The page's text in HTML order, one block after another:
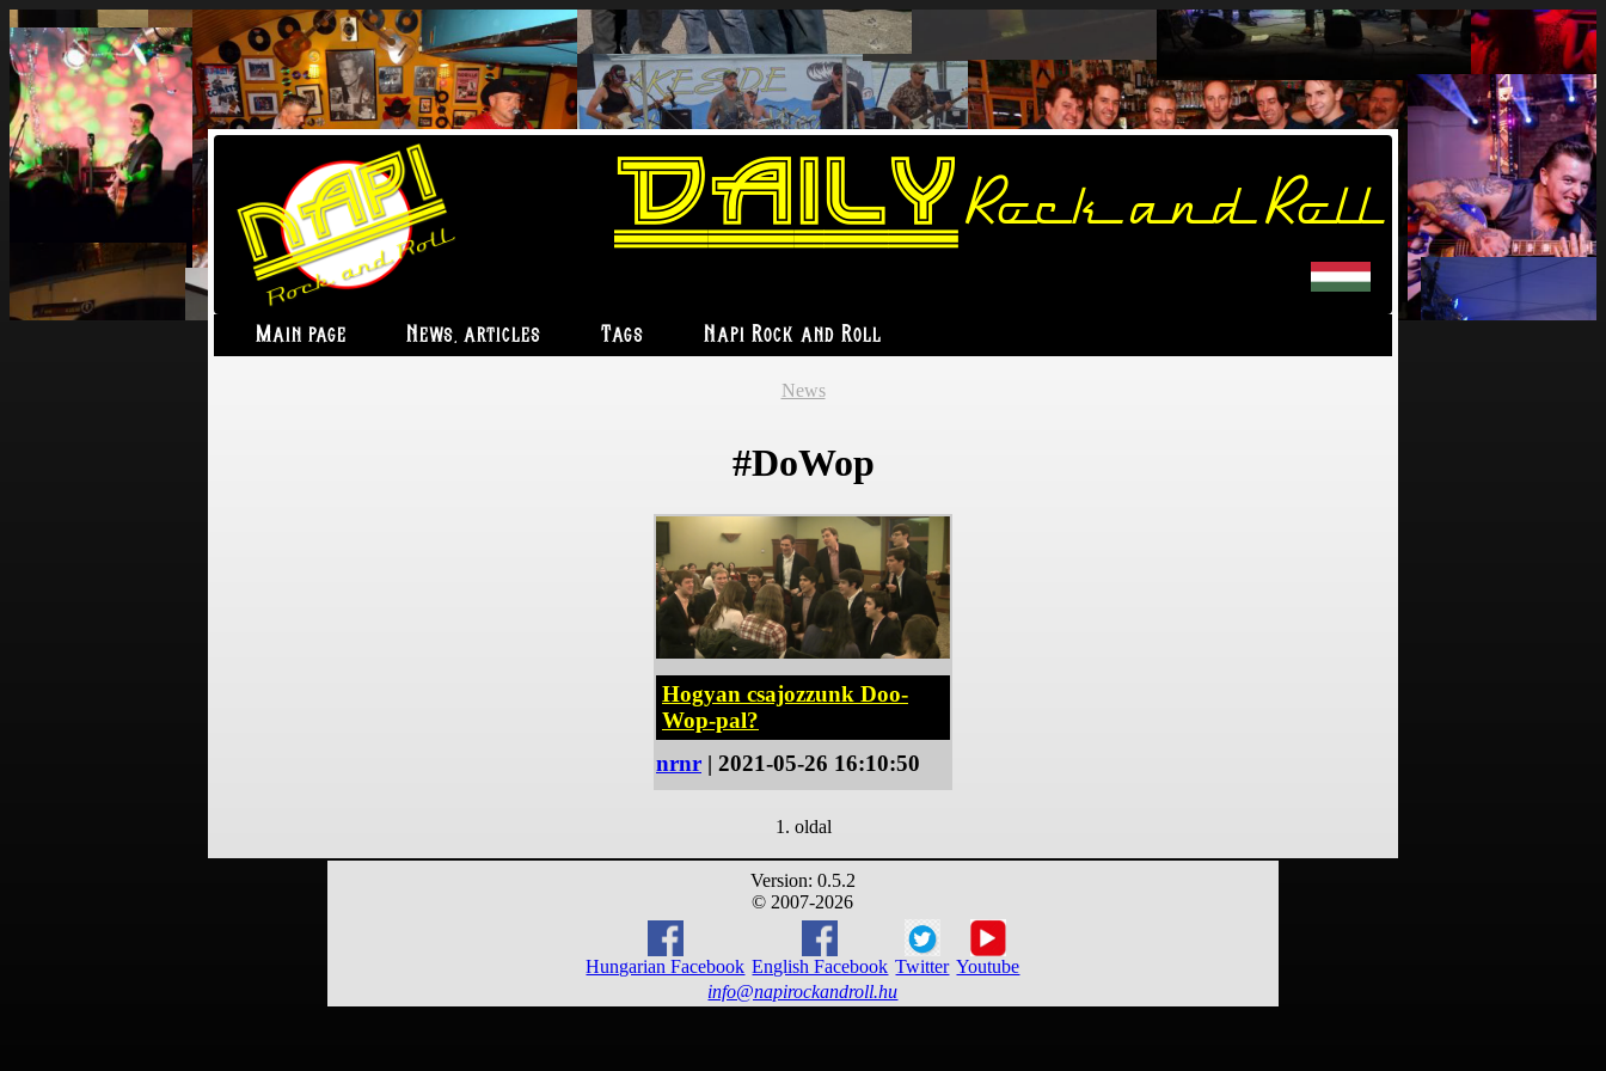
DailyRock and Roll
Main page News, articles Tags Napi Rock and Roll
News
#DoWop
Hogyan csajozzunk Doo-
Wop-pal?
nrnr | 2021-05-26 16:10:50
1. oldal
Version: 0.5.2
© 2007-2026
Hungarian Facebook English Facebook Twitter Youtube
info@napirockandroll.hu